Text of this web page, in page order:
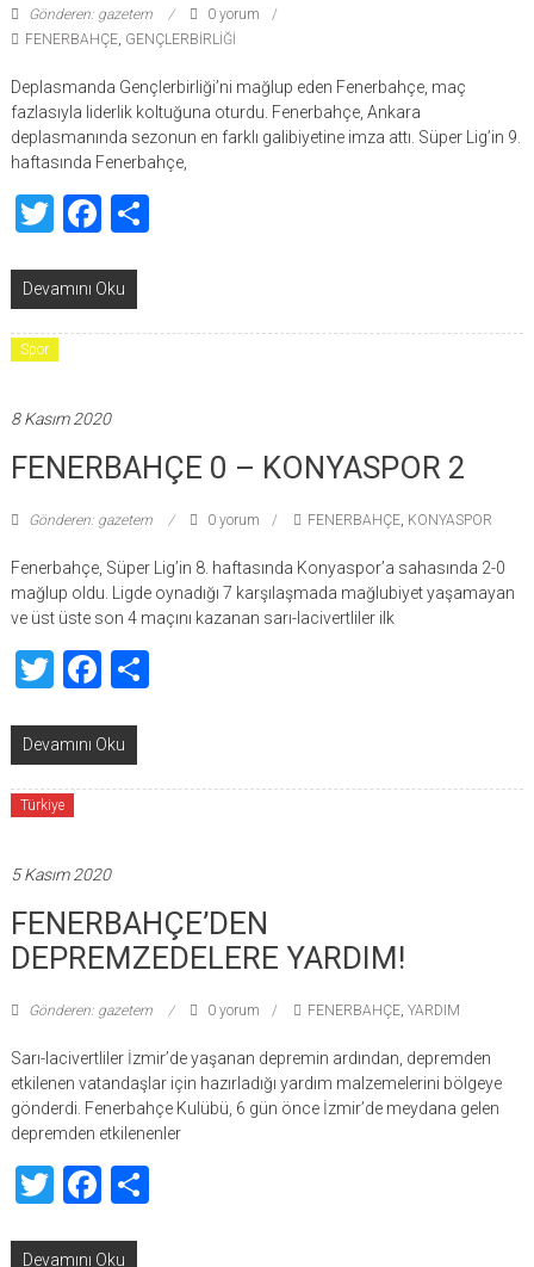
Gönderen: gazetem
0 yorum
FENERBAHÇE, GENÇLERBİRLİĞİ
Deplasmanda Gençlerbirliği’ni mağlup eden Fenerbahçe, maç
fazlasıyla liderlik koltuğuna oturdu. Fenerbahçe, Ankara
deplasmanında sezonun en farklı galibiyetine imza attı. Süper Lig’in 9.
haftasında Fenerbahçe,
TwitterFacebook
Share
Devamını Oku
Spor
8 Kasım 2020
FENERBAHÇE 0 – KONYASPOR 2
Gönderen: gazetem 0 yorum FENERBAHÇE, KONYASPOR
Fenerbahçe, Süper Lig’in 8. haftasında Konyaspor’a sahasında 2-0
mağlup oldu. Ligde oynadığı 7 karşılaşmada mağlubiyet yaşamayan
ve üst üste son 4 maçını kazanan sarı-lacivertliler ilk
TwitterFacebook
Share
Devamını Oku
Türkiye
5 Kasım 2020
FENERBAHÇE’DEN
DEPREMZEDELERE YARDIM!
Gönderen: gazetem 0 yorum FENERBAHÇE, YARDIM
Sarı-lacivertliler İzmir’de yaşanan depremin ardından, depremden
etkilenen vatandaşlar için hazırladığı yardım malzemelerini bölgeye
gönderdi. Fenerbahçe Kulübü, 6 gün önce İzmir’de meydana gelen
depremden etkilenenler
TwitterFacebook
Share
Devamını Oku